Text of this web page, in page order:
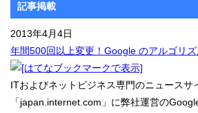
記事掲載
2013年4月4日
年間500回以上変更！Google のアルゴリズ
ITおよびネットビジネス専門のニュースサ
「japan.internet.com」に弊社運営の